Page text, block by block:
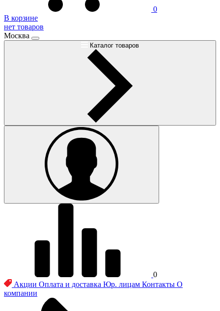
0
В корзине
нет товаров
Москва
Каталог товаров
0
Акции Оплата и доставка Юр. лицам Контакты О
компании